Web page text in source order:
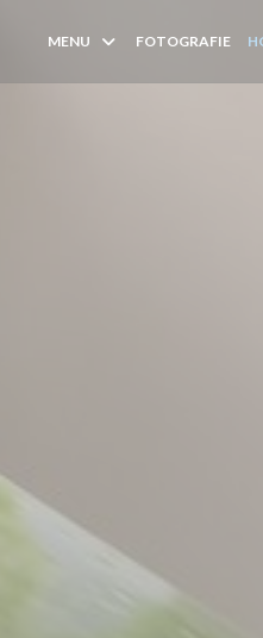
MENU FOTOGRAFIE